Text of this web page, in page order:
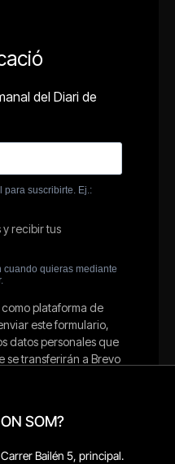
ON SOM?
Carrer Bailén 5, principal.